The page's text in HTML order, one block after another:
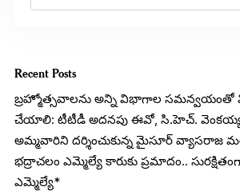
Recent Posts
బ్రహ్మోత్సవాలను అన్ని విభాగాల సమన్వయంతో
చేయాలి: టీటీడీ అదనపు ఈవో, సి.హెచ్.
అమ్మవారిని దర్శించుకున్న మైసూర్ వ్యాసరాజ
భద్రాచలం ఎమ్మెల్యే కారుకు ప్రమాదం..
ఎమ్మెల్యే*